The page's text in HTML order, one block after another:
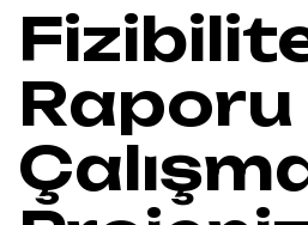
Raporu